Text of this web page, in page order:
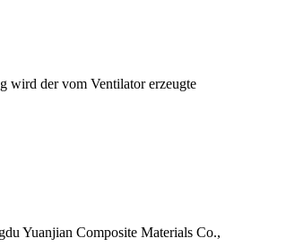
wird der vom Ventilator erzeugte
Yuanjian Composite Materials Co.,